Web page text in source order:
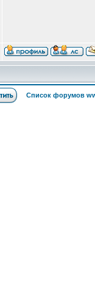
Список форумов